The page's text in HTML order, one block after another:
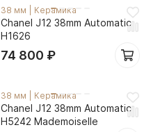
38 мм Керамика
Chanel J12 38mm Automatic
H1626
74 800 ₽
38 мм Керамика
Chanel J12 38mm Automatic
H5242 Mademoiselle